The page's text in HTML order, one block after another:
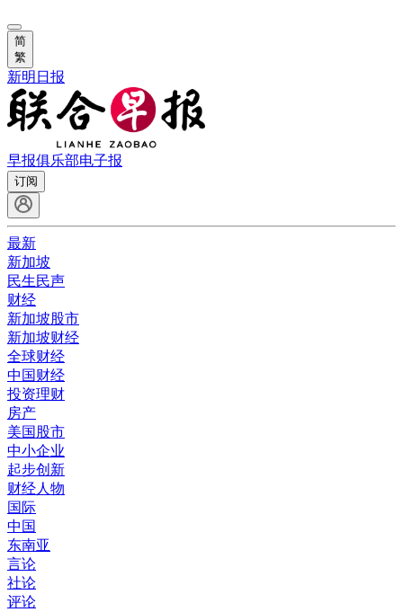
简
繁
新明日报
早报俱乐部电子报
订阅
最新
新加坡
民生民声
财经
新加坡股市
新加坡财经
全球财经
中国财经
投资理财
房产
美国股市
中小企业
起步创新
财经人物
国际
中国
东南亚
言论
社论
评论